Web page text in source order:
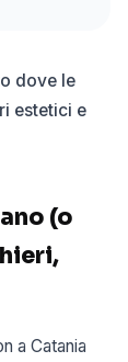
dove le
estetici e
(o
a Catania